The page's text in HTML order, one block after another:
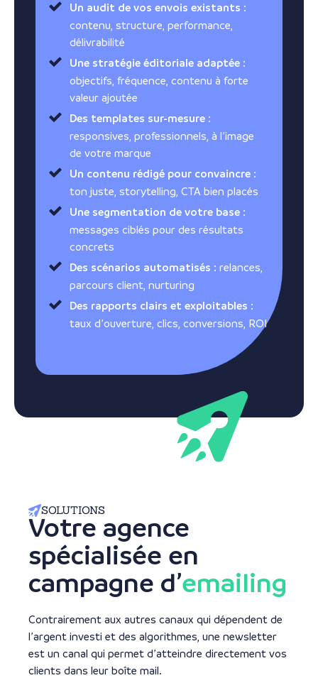
Un audit de vos envois existants :
contenu, structure, performance,
délivrabilité
Une stratégie éditoriale adaptée :
objectifs, fréquence, contenu à forte
valeur ajoutée
Des templates sur-mesure :
responsives, professionnels, à l’image
de votre marque
Un contenu rédigé pour convaincre :
ton juste, storytelling, CTA bien placés
Une segmentation de votre base :
messages ciblés pour des résultats
concrets
Des scénarios automatisés : relances,
parcours client, nurturing
Des rapports clairs et exploitables :
taux d’ouverture, clics, conversions, ROI
SOLUTIONS
Votre agence
spécialisée en
campagne d’emailing
Contrairement aux autres canaux qui dépendent de
l’argent investi et des algorithmes, une newsletter
est un canal qui permet d’atteindre directement vos
clients dans leur boîte mail.